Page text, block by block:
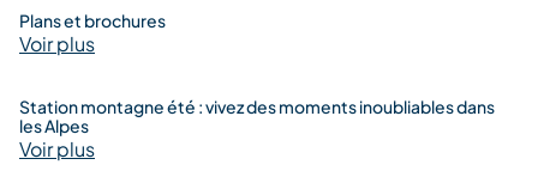
Plans et brochures
Voir plus
Station montagne été : vivez des moments inoubliables dans
les Alpes
Voir plus